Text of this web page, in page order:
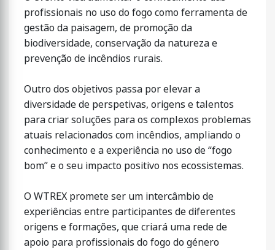
profissionais no uso do fogo como ferramenta de
gestão da paisagem, de promoção da
biodiversidade, conservação da natureza e
prevenção de incêndios rurais.
Outro dos objetivos passa por elevar a
diversidade de perspetivas, origens e talentos
para criar soluções para os complexos problemas
atuais relacionados com incêndios, ampliando o
conhecimento e a experiência no uso de “fogo
bom” e o seu impacto positivo nos ecossistemas.
O WTREX promete ser um intercâmbio de
experiências entre participantes de diferentes
origens e formações, que criará uma rede de
apoio para profissionais do fogo do género